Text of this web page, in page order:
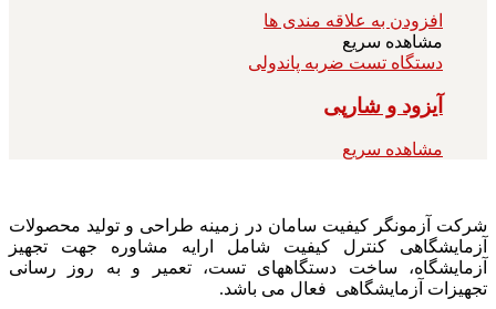
افزودن به علاقه مندی ها
مشاهده سریع
دستگاه تست ضربه پاندولی
آیزود و شارپی
مشاهده سریع
شرکت آزمونگر کیفیت سامان در زمینه طراحی و تولید محصولات
آزمایشگاهی کنترل کیفیت شامل ارایه مشاوره جهت تجهیز
آزمایشگاه، ساخت دستگاههای تست، تعمیر و به روز رسانی
تجهیزات آزمایشگاهی فعال می باشد.